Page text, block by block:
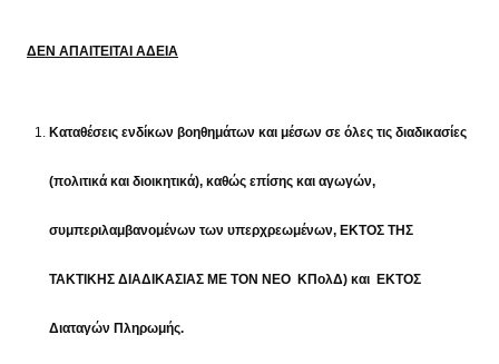
ΔΕΝ ΑΠΑΙΤΕΙΤΑΙ ΑΔΕΙΑ
Καταθέσεις ενδίκων βοηθημάτων και μέσων σε όλες τις διαδικασίες
(πολιτικά και διοικητικά), καθώς επίσης και αγωγών,
συμπεριλαμβανομένων των υπερχρεωμένων, ΕΚΤΟΣ ΤΗΣ
ΤΑΚΤΙΚΗΣ ΔΙΑΔΙΚΑΣΙΑΣ ΜΕ ΤΟΝ ΝΕΟ ΚΠολΔ) και ΕΚΤΟΣ
Διαταγών Πληρωμής.